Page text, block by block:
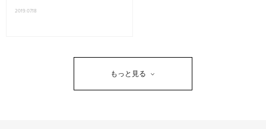
2019.07.18
もっと見る